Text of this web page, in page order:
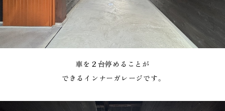
車を２台停めることが
できるインナーガレージです。